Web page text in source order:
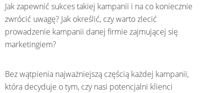
Jak zapewnić sukces takiej kampanii i na co koniecznie
zwrócić uwagę? Jak określić, czy warto zlecić
prowadzenie kampanii danej firmie zajmującej się
marketingiem?
Bez wątpienia najważniejszą częścią każdej kampanii,
która decyduje o tym, czy nasi potencjalni klienci